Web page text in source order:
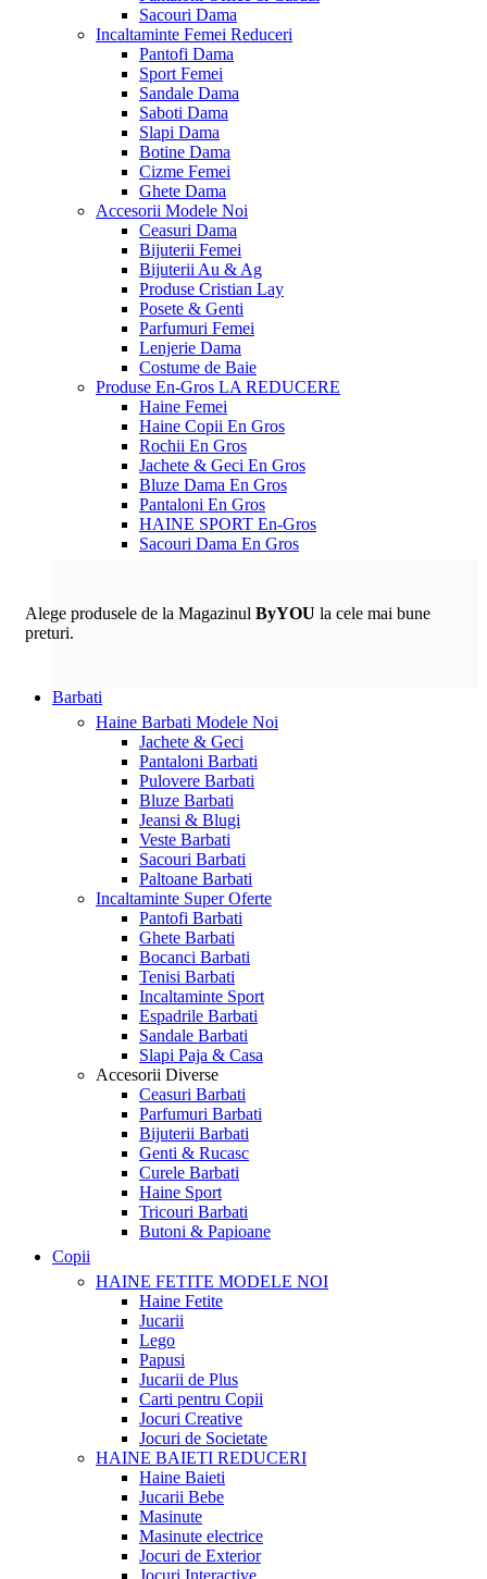
Sacouri Dama
Incaltaminte Femei Reduceri
Pantofi Dama
Sport Femei
Sandale Dama
Saboti Dama
Slapi Dama
Botine Dama
Cizme Femei
Ghete Dama
Accesorii Modele Noi
Ceasuri Dama
Bijuterii Femei
Bijuterii Au & Ag
Produse Cristian Lay
Posete & Genti
Parfumuri Femei
Lenjerie Dama
Costume de Baie
Produse En-Gros LA REDUCERE
Haine Femei
Haine Copii En Gros
Rochii En Gros
Jachete & Geci En Gros
Bluze Dama En Gros
Pantaloni En Gros
HAINE SPORT En-Gros
Sacouri Dama En Gros
Alege produsele de la Magazinul ByYOU la cele mai bune
preturi.
Barbati
Haine Barbati Modele Noi
Jachete & Geci
Pantaloni Barbati
Pulovere Barbati
Bluze Barbati
Jeansi & Blugi
Veste Barbati
Sacouri Barbati
Paltoane Barbati
Incaltaminte Super Oferte
Pantofi Barbati
Ghete Barbati
Bocanci Barbati
Tenisi Barbati
Incaltaminte Sport
Espadrile Barbati
Sandale Barbati
Slapi Paja & Casa
Accesorii Diverse
Ceasuri Barbati
Parfumuri Barbati
Bijuterii Barbati
Genti & Rucasc
Curele Barbati
Haine Sport
Tricouri Barbati
Butoni & Papioane
Copii
HAINE FETITE MODELE NOI
Haine Fetite
Jucarii
Lego
Papusi
Jucarii de Plus
Carti pentru Copii
Jocuri Creative
Jocuri de Societate
HAINE BAIETI REDUCERI
Haine Baieti
Jucarii Bebe
Masinute
Masinute electrice
Jocuri de Exterior
Jocuri Interactive